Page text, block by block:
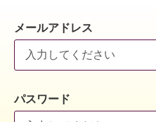
メールアドレス
パスワード